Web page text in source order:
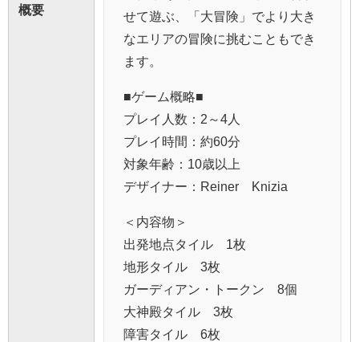
概要
せて遊ぶ、「大冒険」でより大き
なエリアの冒険に挑むこともでき
ます。
■ゲーム概略■
プレイ人数：2～4人
プレイ時間：約60分
対象年齢：10歳以上
デザイナー：Reiner Knizia
＜内容物＞
出発地点タイル 1枚
地形タイル 3枚
ガーディアン・トークン 8個
大神殿タイル 3枚
障害タイル 6枚